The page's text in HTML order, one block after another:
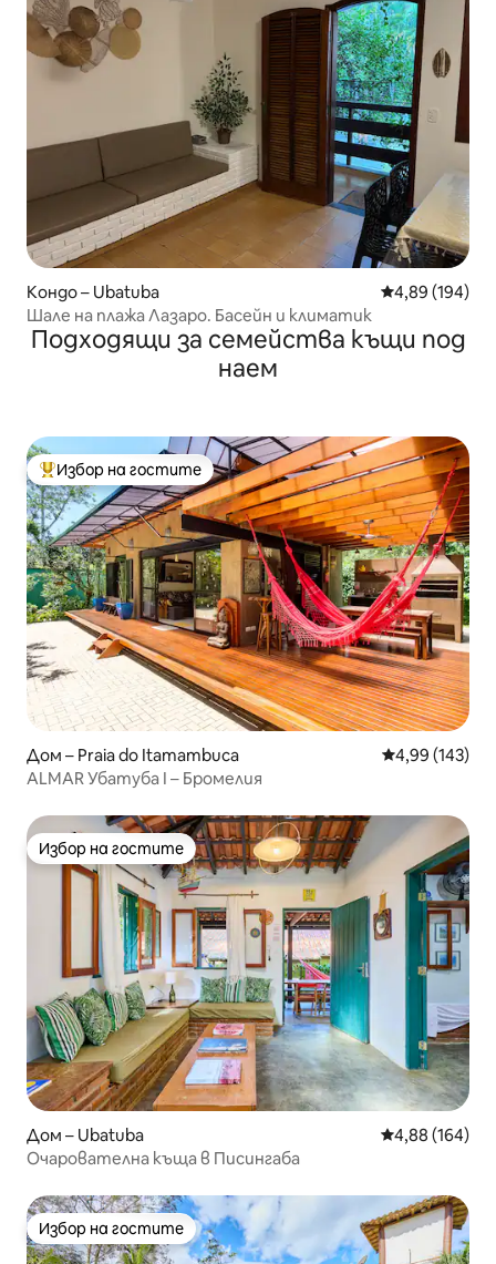
Кондо – Ubatuba Средна
4,89 (194)
Шале на плажа Лазаро. Басейн и климатик
Подходящи за семейства къщи под
наем
Най-популярен избор на гостите
Избор на гостите
Дом – Praia do Itamambuca Средна
4,99 (143)
ALMAR Убатуба I – Бромелия
Избор на гостите
Избор на гостите
Дом – Ubatuba Средна
4,88 (164)
Очарователна къща в Писингаба
Избор на гостите
Избор на гостите